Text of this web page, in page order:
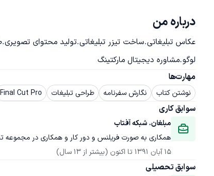
درباره من
عکاس تبلیغاتی.ساخت تیزر تبلیغاتی.تولید محتوای
لوگو.مشاوره دیجیتال مارکتینگ
مهارت‌ها
نوشتن کتاب نگارش سفرنامه طراحی تبلیغات Final Cut Pro
سوابق کاری
مبلغان. شبکه آفتاب
همکاری به صورت فریلنس و دور کار و همکاری در مجموعه
15 آبان 1391
تا اکنون (بیشتر از 13 سال)
سوابق تحصیلی